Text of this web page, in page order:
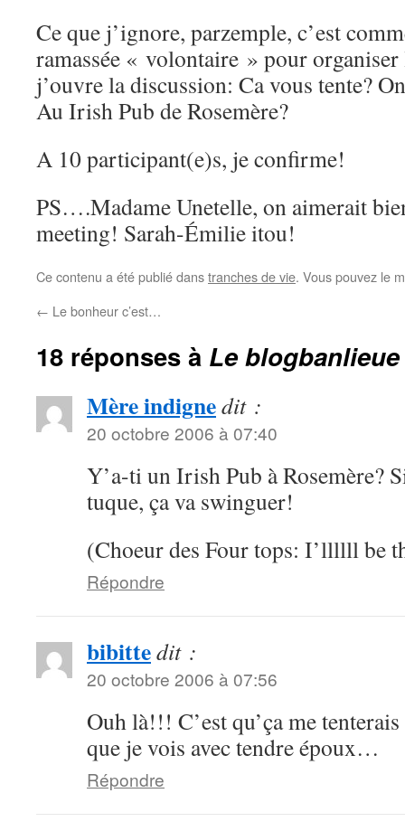
Ce que j’ignore, parzemple, c’est
ramassée « volontaire » pour
j’ouvre la discussion: Ca vous tente?
Au Irish Pub de Rosemère?
A 10 participant(e)s, je confirme!
PS….Madame Unetelle, on aimerait
meeting! Sarah-Émilie itou!
Ce contenu a été publié danstranches de vie. Vous pouvez le
← Le bonheur c’est…
18 réponses à Le blogbanlieue
Mère indignedit :
20 octobre 2006 à 07:40
Y’a-ti un Irish Pub à Rosemère?
tuque, ça va swinguer!
(Choeur des Four tops: I’llllll be
Répondre
bibittedit :
20 octobre 2006 à 07:56
Ouh là!!! C’est qu’ça me
que je vois avec tendre époux…
Répondre